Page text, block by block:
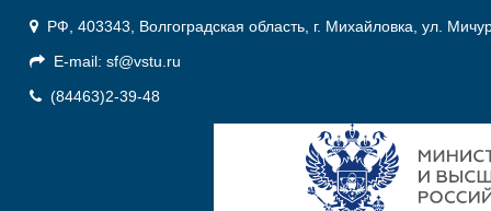
РФ, 403343, Волгоградская область, г. Михайловка, ул.
E-mail: sf@vstu.ru
(84463)2-39-48